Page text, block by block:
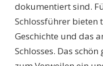
dokumentiert sind.
Schlossführer bieten
Geschichte und das
Schlosses. Das